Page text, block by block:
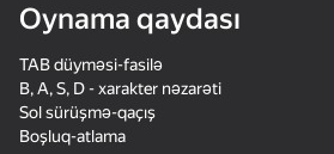
38
Block Blast Online
Oynama qaydası
TAB düyməsi-fasilə
B, A, S, D - xarakter nəzarəti
Sol sürüşmə-qaçış
Boşluq-atlama